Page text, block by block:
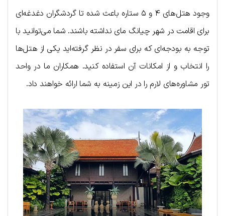
وجود هتل‌های ۴ و ۵ ستاره باعث شده تا گردشگران دغدغه‌ای
برای اقامت در شهر چیانگ مای نداشته باشند. شما می‌توانید با
توجه به بودجه‌ای که برای سفر در نظر گرفته‌اید یکی از هتل‌ها
را انتخاب و از امکانات آن استفاده کنید. همکاران ما در واحد
تور مشاوره‌های لارم را در این زمینه به شما ارائه خواهند داد.